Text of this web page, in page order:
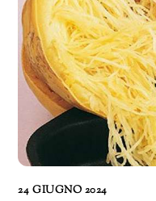
24 GIUGNO 2024